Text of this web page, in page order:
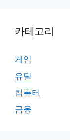
카테고리
게임
유틸
컴퓨터
금융